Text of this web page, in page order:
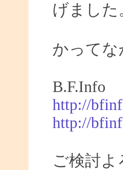
げました
かって
B.F.Info
http://
http://
ご検討